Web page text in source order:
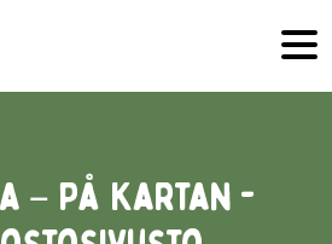
– På Kartan -